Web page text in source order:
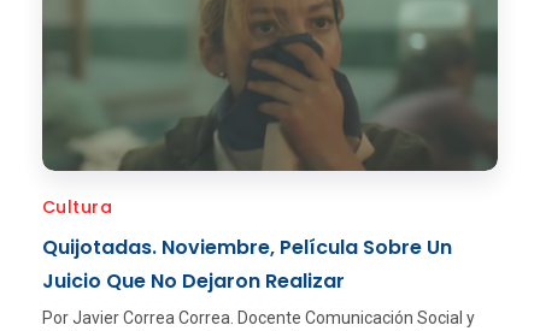
Cultura
Quijotadas. Noviembre, Película Sobre Un
Juicio Que No Dejaron Realizar
Por Javier Correa Correa. Docente Comunicación Social y